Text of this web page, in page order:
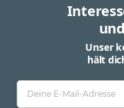
Unser
hält